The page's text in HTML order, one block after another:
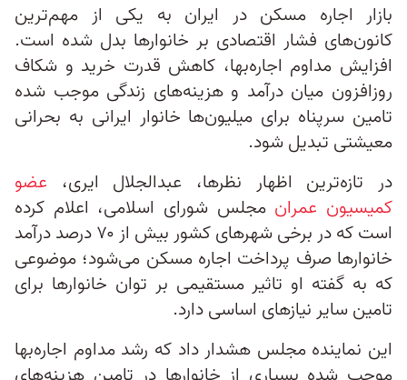
بازار اجاره مسکن در ایران به یکی از مهم‌ترین
کانون‌های فشار اقتصادی بر خانوارها بدل شده است.
افزایش مداوم اجاره‌بها، کاهش قدرت خرید و شکاف
روزافزون میان درآمد و هزینه‌های زندگی موجب شده
تامین سرپناه برای میلیون‌ها خانوار ایرانی به بحرانی
معیشتی تبدیل شود.
در تازه‌ترین اظهار نظرها، عبدالجلال ایری، عضو
کمیسیون عمران مجلس شورای اسلامی، اعلام کرده
است که در برخی شهرهای کشور بیش از ۷۰ درصد درآمد
خانوارها صرف پرداخت اجاره مسکن می‌شود؛ موضوعی
که به گفته او تاثیر مستقیمی بر توان خانوارها برای
تامین سایر نیازهای اساسی دارد.
این نماینده مجلس هشدار داد که رشد مداوم اجاره‌بها